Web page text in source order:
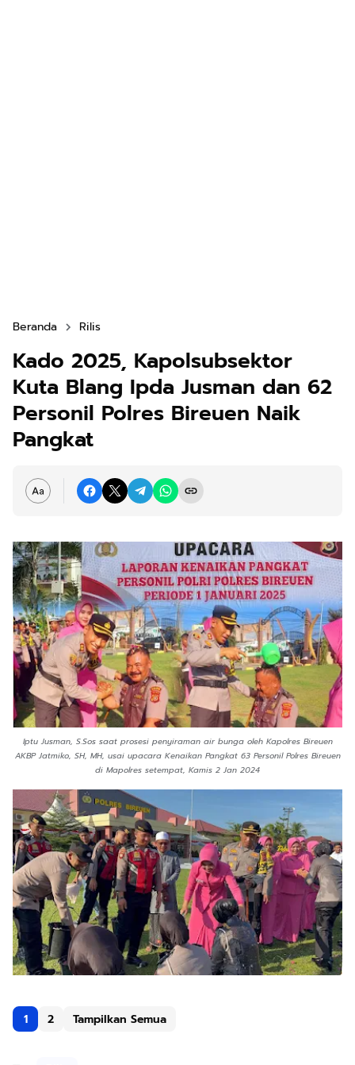
Beranda Rilis
Kado 2025, Kapolsubsektor
Kuta Blang Ipda Jusman dan 62
Personil Polres Bireuen Naik
Pangkat
Iptu Jusman, S.Sos saat prosesi penyiraman air bunga oleh Kapolres Bireuen
AKBP Jatmiko, SH, MH, usai upacara Kenaikan Pangkat 63 Personil Polres Bireuen
di Mapolres setempat, Kamis 2 Jan 2024
1 2 Tampilkan Semua